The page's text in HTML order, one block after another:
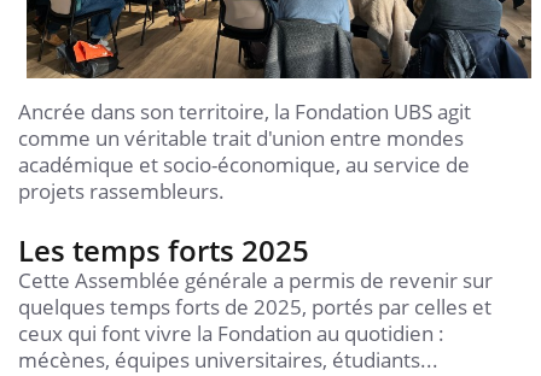
Ancrée dans son territoire, la Fondation UBS agit
comme un véritable trait d'union entre mondes
académique et socio-économique, au service de
projets rassembleurs.
Les temps forts 2025
Cette Assemblée générale a permis de revenir sur
quelques temps forts de 2025, portés par celles et
ceux qui font vivre la Fondation au quotidien :
mécènes, équipes universitaires, étudiants...